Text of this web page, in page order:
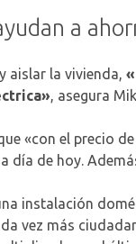
a
aislar la vivienda,
, asegura
«con el precio
día de hoy.
instalación
vez más